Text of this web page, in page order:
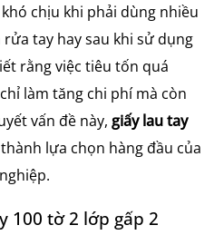
chịu khi phải dùng nhiều
tay hay sau khi sử dụng
rằng việc tiêu tốn quá
làm tăng chi phí mà còn
vấn đề này, giấy lau tay
lựa chọn hàng đầu của
100 tờ 2 lớp gấp 2